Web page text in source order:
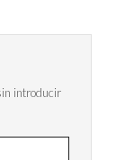
introducir